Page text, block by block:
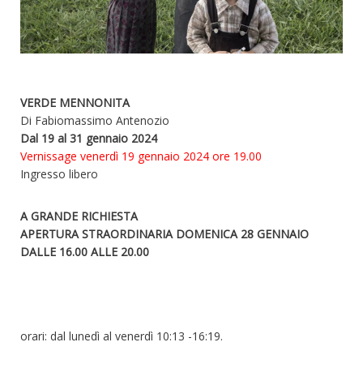
VERDE MENNONITA
Di Fabiomassimo Antenozio
Dal 19 al 31 gennaio 2024
Vernissage venerdì 19 gennaio 2024 ore 19.00
Ingresso libero
A GRANDE RICHIESTA
APERTURA STRAORDINARIA DOMENICA 28 GENNAIO
DALLE 16.00 ALLE 20.00
orari: dal lunedì al venerdì 10:13 -16:19.